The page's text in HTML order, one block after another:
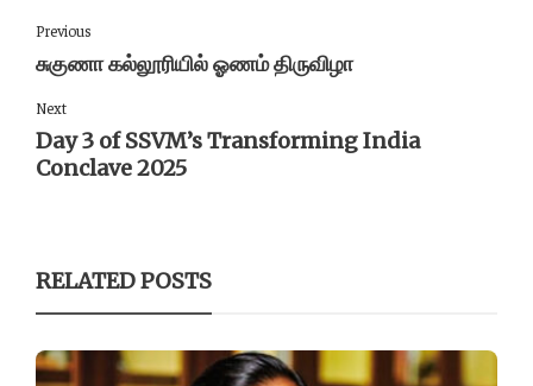
Previous
சுகுணா கல்லூரியில் ஓணம் திருவிழா
Next
Day 3 of SSVM’s Transforming India
Conclave 2025
RELATED POSTS